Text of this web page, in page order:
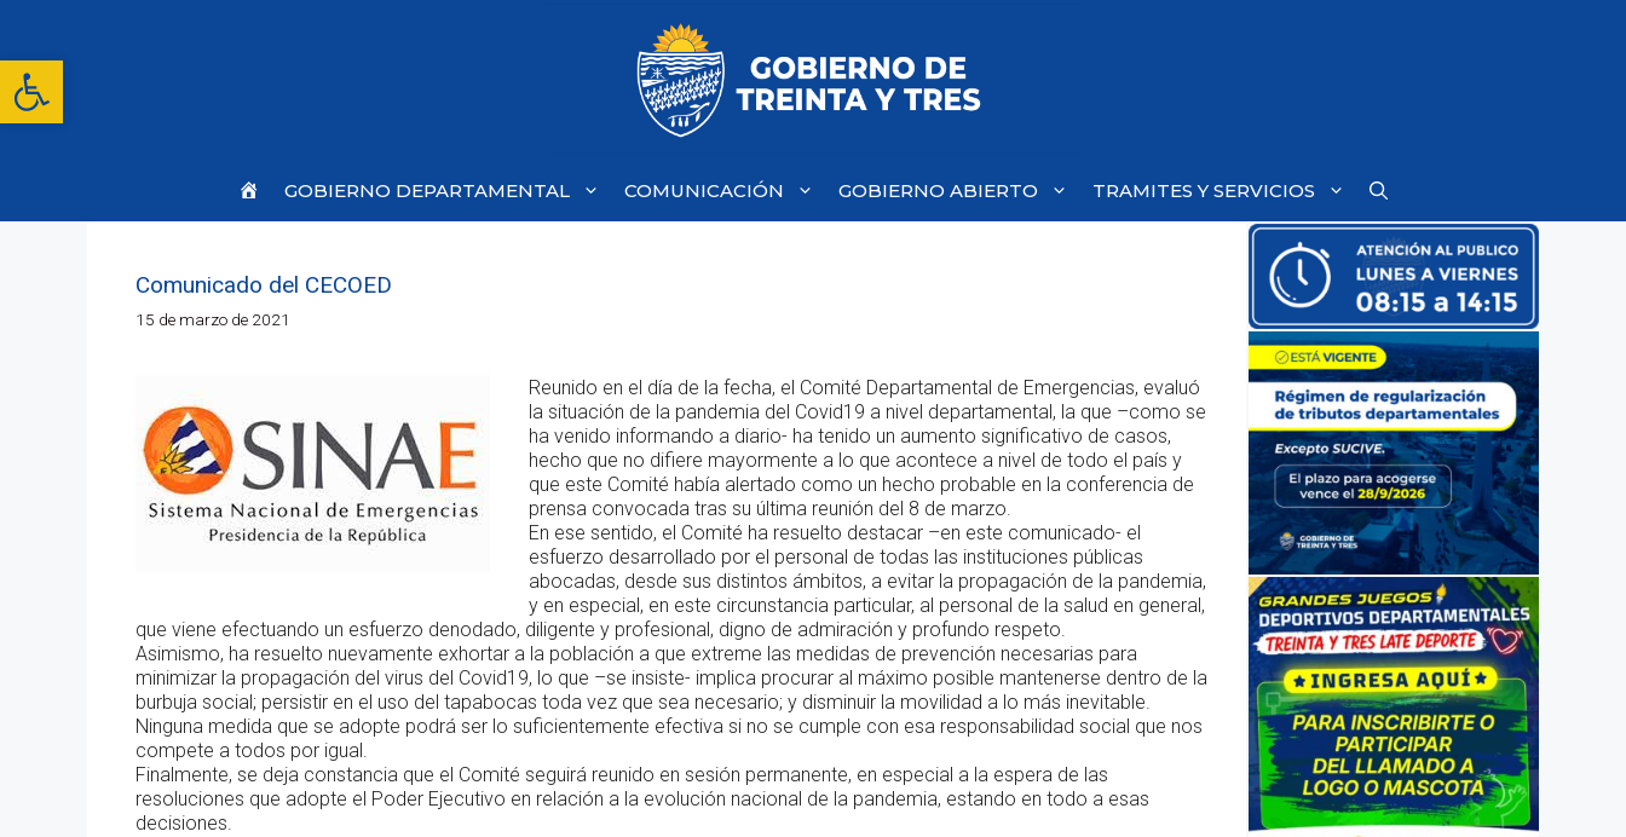
Abrir barra de herramientas
contenido
Inicio
GOBIERNO DEPARTAMENTAL COMUNICACIÓN GOBIERNO ABIERTO TRAMITES Y SERVICIOS
Comunicado del CECOED
15 de marzo de 2021
Reunido en el día de la fecha, el Comité Departamental de Emergencias, evaluó
la situación de la pandemia del Covid19 a nivel departamental, la que –como se
ha venido informando a diario- ha tenido un aumento significativo de casos,
hecho que no difiere mayormente a lo que acontece a nivel de todo el país y
que este Comité había alertado como un hecho probable en la conferencia de
prensa convocada tras su última reunión del 8 de marzo.
En ese sentido, el Comité ha resuelto destacar –en este comunicado- el
esfuerzo desarrollado por el personal de todas las instituciones públicas
abocadas, desde sus distintos ámbitos, a evitar la propagación de la pandemia,
y en especial, en este circunstancia particular, al personal de la salud en general,
que viene efectuando un esfuerzo denodado, diligente y profesional, digno de admiración y profundo respeto.
Asimismo, ha resuelto nuevamente exhortar a la población a que extreme las medidas de prevención necesarias para
minimizar la propagación del virus del Covid19, lo que –se insiste- implica procurar al máximo posible mantenerse dentro de la
burbuja social; persistir en el uso del tapabocas toda vez que sea necesario; y disminuir la movilidad a lo más inevitable.
Ninguna medida que se adopte podrá ser lo suficientemente efectiva si no se cumple con esa responsabilidad social que nos
compete a todos por igual.
Finalmente, se deja constancia que el Comité seguirá reunido en sesión permanente, en especial a la espera de las
resoluciones que adopte el Poder Ejecutivo en relación a la evolución nacional de la pandemia, estando en todo a esas
decisiones.